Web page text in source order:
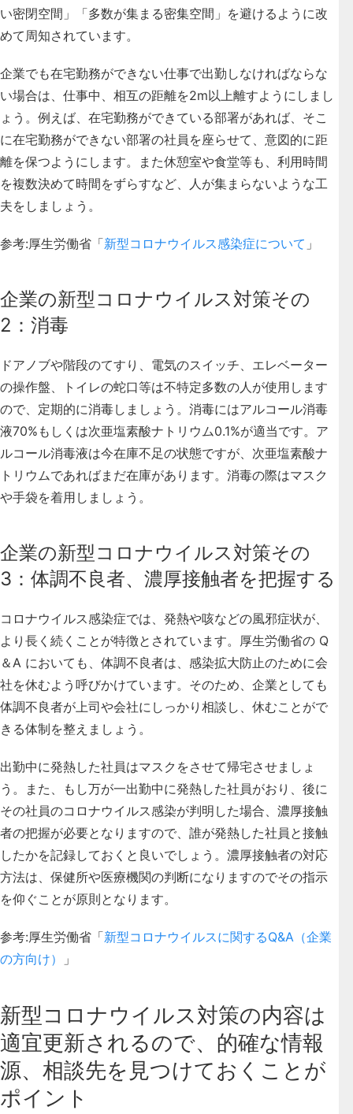
い密閉空間」「多数が集まる密集空間」を避けるように改
めて周知されています。
企業でも在宅勤務ができない仕事で出勤しなければならな
い場合は、 仕事中、相互の距離を2m以上離すようにしまし
ょう。例えば、在宅勤務ができている部署があれば、そこ
に在宅勤務ができない部署の社員を座らせて、意図的に距
離を保つようにします。また休憩室や食堂等も、利用時間
を複数決めて時間をずらすなど、人が集まらないような工
夫をしましょう。
参考:厚生労働省「新型コロナウイルス感染症について 」
企業の新型コロナウイルス対策その
2：消毒
ドアノブや階段のてすり、電気のスイッチ、エレベーター
の操作盤、トイレの蛇口等は不特定多数の人が使用します
ので、定期的に消毒しましょう。消毒にはアルコール消毒
液70%もしくは次亜塩素酸ナトリウム0.1%が適当です。ア
ルコール消毒液は今在庫不足の状態ですが、次亜塩素酸ナ
トリウムであればまだ在庫があります。消毒の際はマスク
や手袋を着用しましょう。
企業の新型コロナウイルス対策その
3：体調不良者、濃厚接触者を把握する
コロナウイルス感染症では、発熱や咳などの風邪症状が、
より長く続くことが特徴とされています。厚生労働省の Q
＆A においても、体調不良者は、感染拡大防止のために会
社を休むよう呼びかけています。そのため、企業としても
体調不良者が上司や会社にしっかり相談し、休むことがで
きる体制を整えましょう 。
出勤中に発熱した社員はマスクをさせて帰宅させましょ
う。また、もし万が一出勤中に発熱した社員がおり、後に
その社員のコロナウイルス感染が判明した場合、濃厚接触
者の把握が必要となりますので、 誰が発熱した社員と接触
したかを記録しておくと良いでしょう 。濃厚接触者の対応
方法は、保健所や医療機関の判断になりますのでその指示
を仰ぐことが原則となります。
参考:厚生労働省「新型コロナウイルスに関するQ&A（企業
の方向け）
」
新型コロナウイルス対策の内容は
適宜更新されるので、的確な情報
源、相談先を見つけておくことが
ポイント